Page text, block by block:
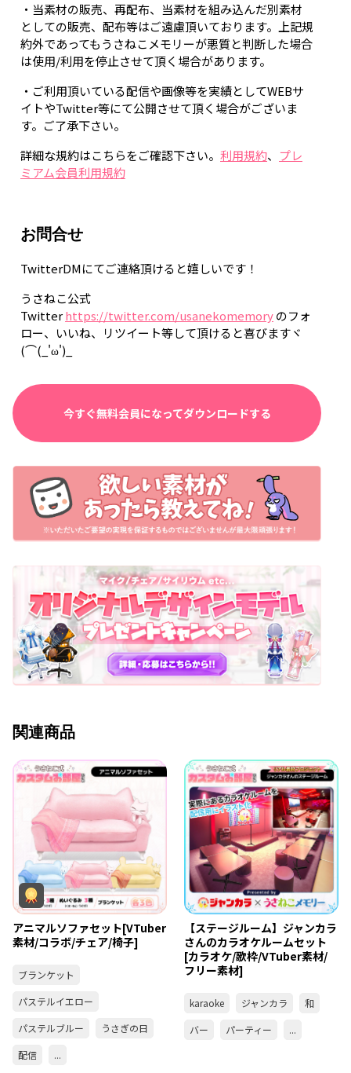
・当素材の販売、再配布、当素材を組み込んだ別素材
としての販売、配布等はご遠慮頂いております。上記規
約外であってもうさねこメモリーが悪質と判断した場合
は使用/利用を停止させて頂く場合があります。
・ご利用頂いている配信や画像等を実績としてWEBサ
イトやTwitter等にて公開させて頂く場合がございま
す。ご了承下さい。
詳細な規約はこちらをご確認下さい。 利用規約、 プレ
ミアム会員利用規約
お問合せ
TwitterDMにてご連絡頂けると嬉しいです！
うさねこ公式
Twitterhttps://twitter.com/usanekomemoryのフォ
ロー、いいね、リツイート等して頂けると喜びますヾ
(⌒(_'ω')_
今すぐ無料会員になってダウンロードする
関連商品
アニマルソファセット[VTuber
素材/コラボ/チェア/椅子]
ブランケット
パステルイエロー
パステルブルー
うさぎの日
配信
...
【ステージルーム】ジャンカラ
さんのカラオケルームセット
[カラオケ/歌枠/VTuber素材/
フリー素材]
karaoke ジャンカラ
和
バー
パーティー ...